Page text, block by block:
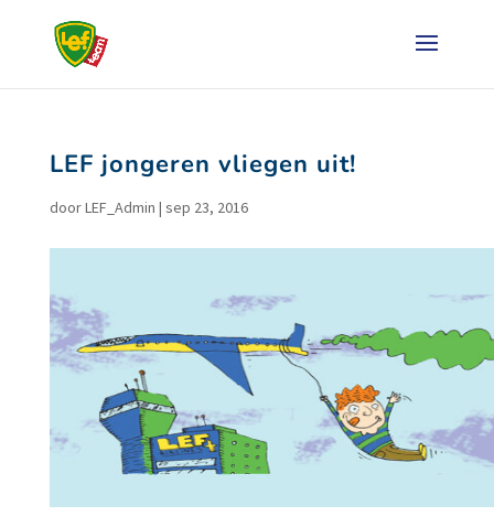
LEF jongeren vliegen uit!
doorLEF_Admin | sep 23, 2016